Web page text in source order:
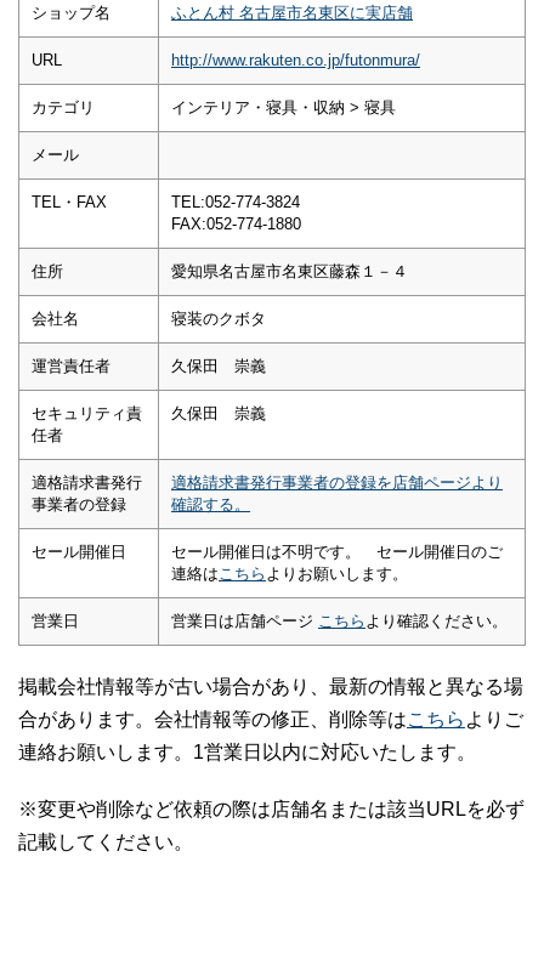
ショップ名 ふとん村 名古屋市名東区に実店舗
URL http://www.rakuten.co.jp/futonmura/
カテゴリ インテリア・寝具・収納 > 寝具
メール
TEL・FAX
TEL:052-774-3824
FAX:052-774-1880
住所 愛知県名古屋市名東区藤森１－４
会社名 寝装のクボタ
運営責任者 久保田 崇義
セキュリティ責
任者
久保田 崇義
適格請求書発行
事業者の登録
適格請求書発行事業者の登録を店舗ページより
確認する。
セール開催日
セール開催日は不明です。 セール開催日のご
連絡は こちら よりお願いします。
営業日 営業日は店舗ページ こちら より確認ください。
掲載会社情報等が古い場合があり、最新の情報と異なる場
合があります。会社情報等の修正、削除等はこちら よりご
連絡お願いします。1営業日以内に対応いたします。
※変更や削除など依頼の際は店舗名または該当URLを必ず
記載してください。